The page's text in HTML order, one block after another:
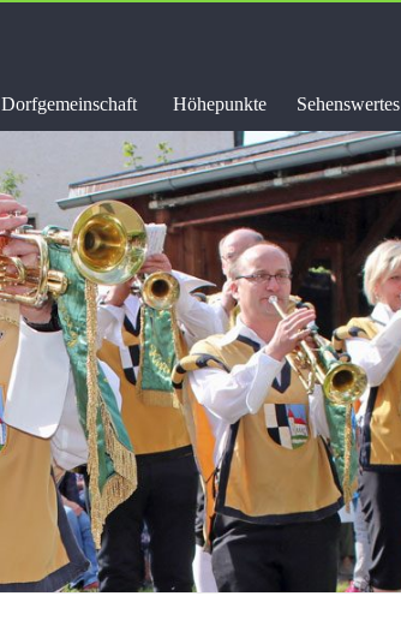
Dorfgemeinschaft Höhepunkte Sehenswertes